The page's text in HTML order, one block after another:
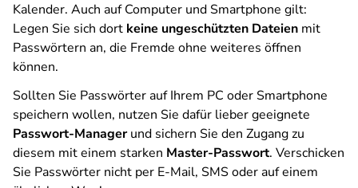
Kalender. Auch auf Computer und Smartphone gilt:
Legen Sie sich dort keine ungeschützten Dateien mit
Passwörtern an, die Fremde ohne weiteres öffnen
können.
Sollten Sie Passwörter auf Ihrem PC oder Smartphone
speichern wollen, nutzen Sie dafür lieber geeignete
Passwort-Managerund sichern Sie den Zugang zu
diesem mit einem starken Master-Passwort. Verschicken
Sie Passwörter nicht per E-Mail, SMS oder auf einem